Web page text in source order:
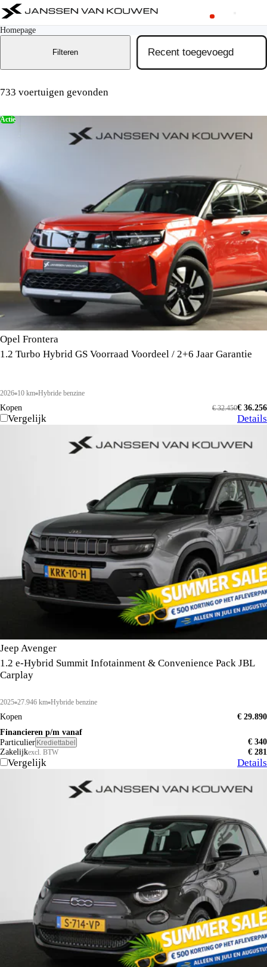
Homepage
733 voertuigen gevonden
Filteren
Actie
Opel Frontera
1.2 Turbo Hybrid GS Voorraad Voordeel / 2+6 Jaar Garantie
2026 10 km Hybride benzine
Kopen € 36.256
€ 32.450
Vergelijk Details
Jeep Avenger
1.2 e-Hybrid Summit Infotainment & Convenience Pack JBL
Carplay
2025 27.946 km Hybride benzine
Kopen
€ 29.890
Financieren p/m vanaf
Particulier Krediettabel
€ 340
Zakelijkexcl. BTW € 281
Vergelijk Details